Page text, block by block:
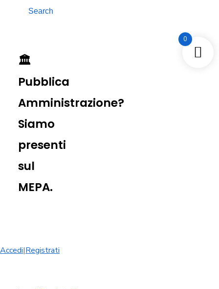
Search
🏛️
Pubblica
Amministrazione?
Siamo
presenti
sul
MEPA.
Accedi|Registrati
0